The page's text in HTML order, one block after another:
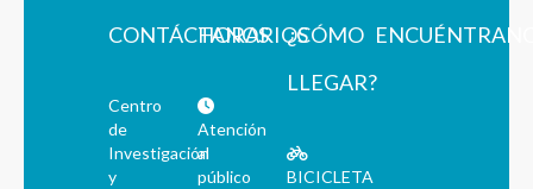
CONTÁCTANOS
Centro
de
Investigación
y
HORARIOS
Atención
al
público
¿CÓMO
LLEGAR?
BICICLETA